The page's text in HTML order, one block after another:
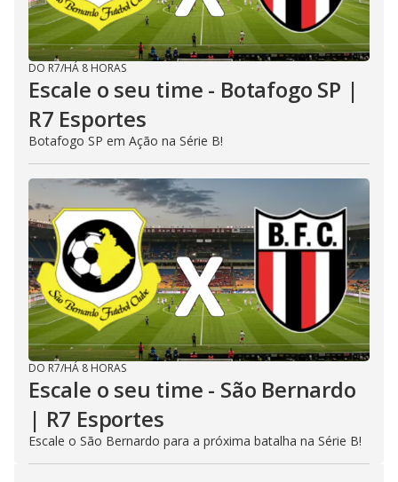
DO R7/HÁ 8 HORAS
Escale o seu time - Botafogo SP |
R7 Esportes
Botafogo SP em Ação na Série B!
DO R7/HÁ 8 HORAS
Escale o seu time - São Bernardo
| R7 Esportes
Escale o São Bernardo para a próxima batalha na Série B!